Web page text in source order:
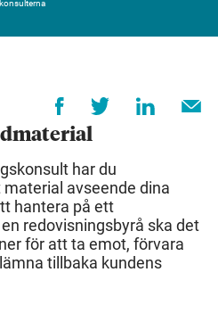
har du
avseende dina
hantera på ett
redovisningsbyrå ska det
för att ta emot, förvara
tillbaka kundens